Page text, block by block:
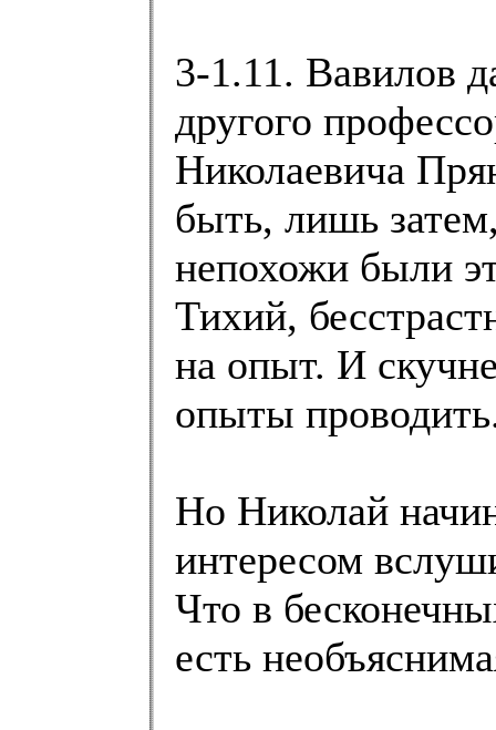
3-1.11. Вавилов
другого
Николаевича
быть, лишь
непохожи были
Тихий,
на опыт. И
опыты
Но Николай
интересом
Что в
есть